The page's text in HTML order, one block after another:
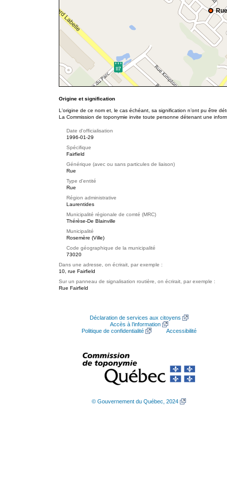
Origine et signification
L'origine de ce nom et, le cas échéant, sa signification n’ont pu être
La Commission de toponymie invite toute personne détenant une
Date d'officialisation
1996-01-29
Spécifique
Fairfield
Générique (avec ou sans particules de liaison)
Rue
Type d'entité
Rue
Région administrative
Laurentides
Municipalité régionale de comté (MRC)
Thérèse-De Blainville
Municipalité
Rosemère (Ville)
Code géographique de la municipalité
73020
Dans une adresse, on écrirait, par exemple :
10, rue Fairfield
Sur un panneau de signalisation routière, on écrirait, par exemple :
Rue Fairfield
Déclaration de services aux citoyens
Accès à l’information
Politique de confidentialité
Accessibilité
© Gouvernement du Québec, 2024